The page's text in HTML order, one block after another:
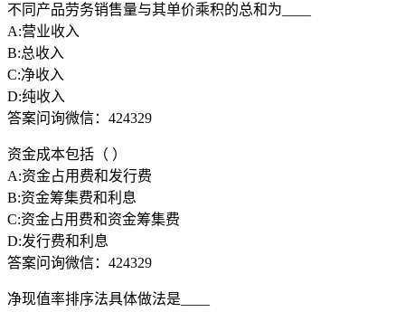
不同产品劳务销售量与其单价乘积的总和为____
A:营业收入
B:总收入
C:净收入
D:纯收入
答案问询微信：424329
资金成本包括（ ）
A:资金占用费和发行费
B:资金筹集费和利息
C:资金占用费和资金筹集费
D:发行费和利息
答案问询微信：424329
净现值率排序法具体做法是____